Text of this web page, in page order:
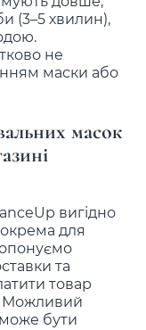
(3–5 хвилин),
не
маски або
масок
вигідно
для
та
товар
Можливий
може бути